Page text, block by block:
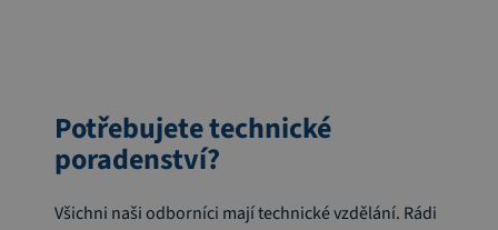
Potřebujete technické
poradenství?
Všichni naši odborníci mají technické vzdělání. Rádi